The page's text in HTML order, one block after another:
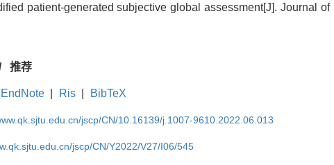
patient-generated subjective global assessment[J]. Journal
推荐
EndNote Ris BibTeX
jscp/CN/10.16139/j.1007-9610.2022.06.013
jscp/CN/Y2022/V27/I06/545